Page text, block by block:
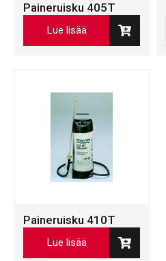
Paineruisku 405T
Lue lisää
Paineruisku 410T
Lue lisää